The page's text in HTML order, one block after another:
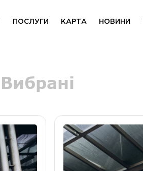
ПОСЛУГИ КАРТА НОВИНИ
Вибрані